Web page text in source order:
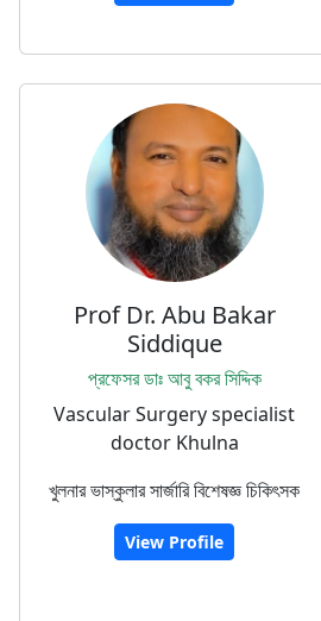
Prof Dr. Abu Bakar
Siddique
প্রফেসর ডাঃ আবু বকর সিদ্দিক
Vascular Surgery specialist
doctor Khulna
খুলনার ভাস্কুলার সার্জারি বিশেষজ্ঞ চিকিৎসক
View Profile